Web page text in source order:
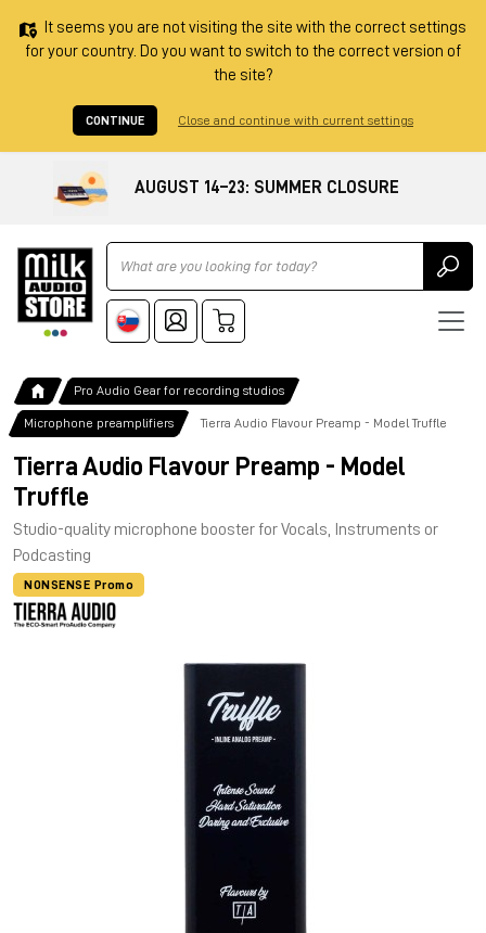
It seems you are not visiting the site with the correct settings
for your country. Do you want to switch to the correct version of
the site?
CONTINUE Close and continue with current settings
AUGUST 14–23: SUMMER CLOSURE
Ricerca
Pro Audio Gear for recording studios
Microphone preamplifiers Tierra Audio Flavour Preamp - Model Truffle
Tierra Audio Flavour Preamp - Model
Truffle
Studio-quality microphone booster for Vocals, Instruments or
Podcasting
NONSENSE Promo